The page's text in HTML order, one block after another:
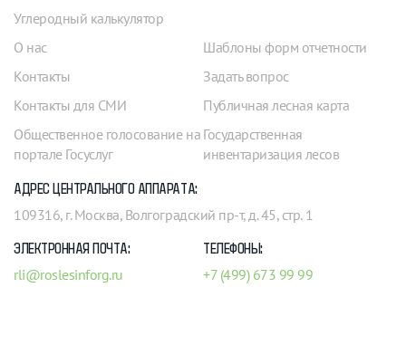
Углеродный калькулятор
О нас
Контакты
Контакты для СМИ
Общественное голосование на
портале Госуслуг
Шаблоны форм отчетности
Задать вопрос
Публичная лесная карта
Государственная
инвентаризация лесов
АДРЕС ЦЕНТРАЛЬНОГО АППАРАТА:
109316, г. Москва, Волгоградский пр-т, д. 45, стр. 1
ЭЛЕКТРОННАЯ ПОЧТА:
rli@roslesinforg.ru
ТЕЛЕФОНЫ:
+7 (499) 673 99 99